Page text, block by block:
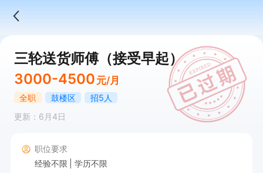
三轮送货师傅（接受早起）
3000-4500 元/月
全职 鼓楼区
招5人
更新：6月4日
职位要求
经验不限
学历不限